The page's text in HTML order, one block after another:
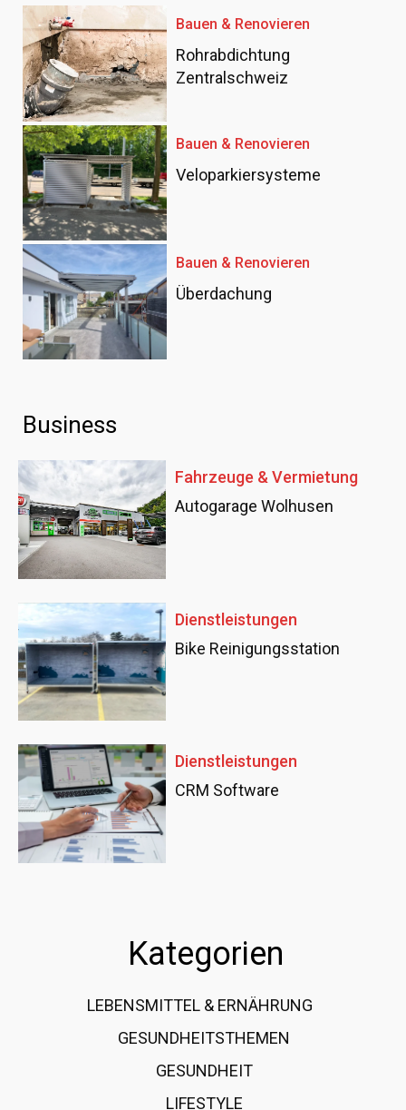
Bauen & Renovieren
Rohrabdichtung
Zentralschweiz
Bauen & Renovieren
Veloparkiersysteme
Bauen & Renovieren
Überdachung
Business
Fahrzeuge & Vermietung
Autogarage Wolhusen
Dienstleistungen
Bike Reinigungsstation
Dienstleistungen
CRM Software
Kategorien
LEBENSMITTEL & ERNÄHRUNG
GESUNDHEITSTHEMEN
GESUNDHEIT
LIFESTYLE